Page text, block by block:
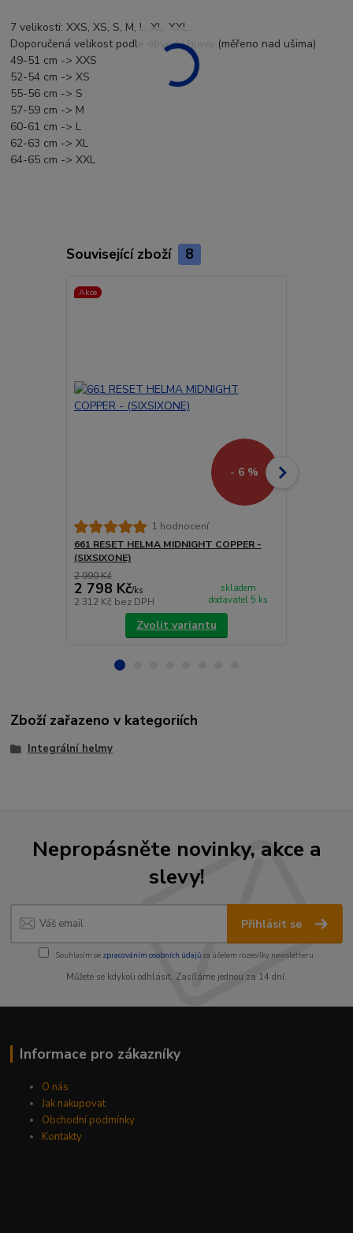
7 velikosti: XXS, XS, S, M, L, XL, XXL.
Doporučená velikost podle obvodu hlavy (měřeno nad ušima)
49-51 cm -> XXS
52-54 cm -> XS
55-56 cm -> S
57-59 cm -> M
60-61 cm -> L
62-63 cm -> XL
64-65 cm -> XXL
Související zboží 8
Akce
- 6 %
1 hodnocení
661 RESET HELMA MIDNIGHT COPPER -
(SIXSIXONE)
2 990 Kč
2 798 Kč/ks
2 312 Kč bez DPH
skladem
dodavatel 5 ks
Zvolit variantu
Zboží zařazeno v kategoriích
Integrální helmy
Nepropásněte novinky, akce a
slevy!
Přihlásit se
Souhlasím se zpracováním osobních údajůza účelem rozesílky newsletteru.
Můžete se kdykoli odhlásit. Zasíláme jednou za 14 dní.
Informace pro zákazníky
O nás
Jak nakupovat
Obchodní podmínky
Kontakty